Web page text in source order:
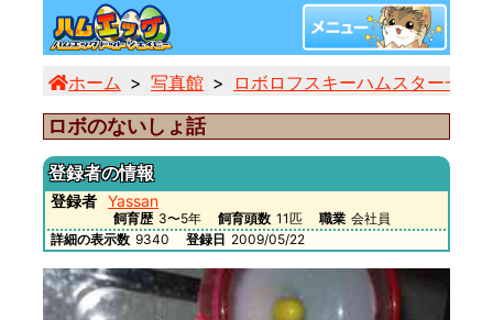
ホーム 写真館 ロボロフスキーハムスター一覧
ロボのないしょ話
登録者の情報
登録者 Yassan
飼育歴 3〜5年 飼育頭数 11匹 職業 会社員
詳細の表示数 9340 登録日 2009/05/22